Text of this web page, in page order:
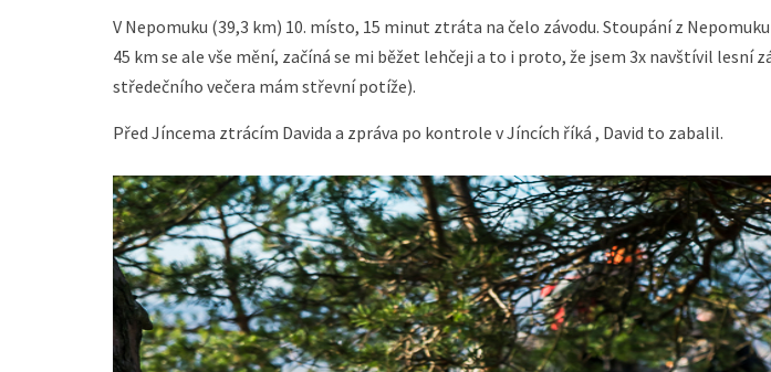
V Nepomuku (39,3 km) 10. místo, 15 minut ztráta na čelo závodu. Stoupání z
45 km se ale vše mění, začíná se mi běžet lehčeji a to i proto, že jsem 3x navštívil lesní
středečního večera mám střevní potíže).
Před Jíncema ztrácím Davida a zpráva po kontrole v Jíncích říká , David to zabalil.